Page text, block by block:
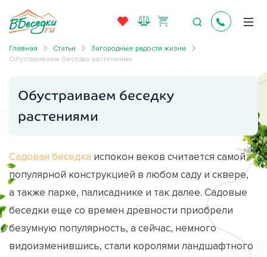
Главная Статьи
Загородные радости жизни
Обустраиваем беседку растениями
Обустраиваем беседку
растениями
Садовая беседка испокон веков считается самой
популярной конструкцией в любом саду и сквере,
а также парке, палисаднике и так далее. Садовые
беседки еще со времен древности приобрели
безумную популярность, а сейчас, немного
видоизменившись, стали королями ландшафтного